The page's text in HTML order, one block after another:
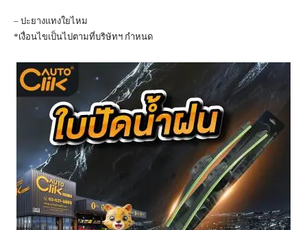
– ปะยางแทงใยไหม
*เงื่อนไขเป็นไปตามที่บริษัทฯ กำหนด